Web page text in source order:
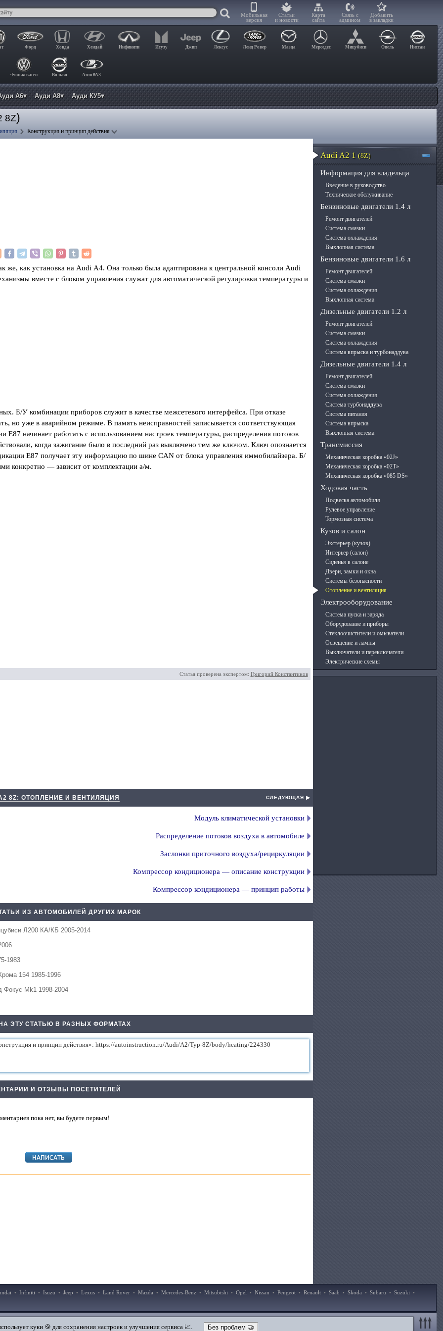
Мобильная
версия
Статьи
и новости
Карта
сайта
Связь с
админом
Добавить
в закладки
Форд Хонда Хендай Инфинити Исузу Джип Лексус Ленд Ровер Мазда Мерседес Мицубиси Опель Ниссан
Фольксваген Вольво АвтоВАЗ
А6▾ Ауди А8▾ Ауди КУ5▾
8Z)
Конструкция и принцип действия
же, как установка на Audi А4. Она только была адаптирована к центральной консоли Audi
вместе с блоком управления служат для автоматической регулировки температуры и
Б/У комбинации приборов служит в качестве межсетевого интерфейса. При отказе
но уже в аварийном режиме. В память неисправностей записывается соответствующая
начинает работать с использованием настроек температуры, распределения потоков
когда зажигание было в последний раз выключено тем же ключом. Ключ опознается
Е87 получает эту информацию по шине CAN от блока управления иммобилайзера. Б/
конкретно — зависит от комплектации а/м.
Статья проверена экспертом: Григорий Константинов
8Z: ОТОПЛЕНИЕ И ВЕНТИЛЯЦИЯ СЛЕДУЮЩАЯ ▶
Модуль климатической установки
Распределение потоков воздуха в автомобиле
Заслонки приточного воздуха/рециркуляции
Компрессор кондиционера — описание конструкции
Компрессор кондиционера — принцип работы
ИЗ АВТОМОБИЛЕЙ ДРУГИХ МАРОК
Л200 КА/КБ 2005-2014
1983
154 1985-1996
Фокус Mk1 1998-2004
ЭТУ СТАТЬЮ В РАЗНЫХ ФОРМАТАХ
И ОТЗЫВЫ ПОСЕТИТЕЛЕЙ
пока нет, вы будете первым!
Audi A2 1 (8Z)
Информация для владельца
Введение в руководство
Техническое обслуживание
Бензиновые двигатели 1.4 л
Ремонт двигателей
Система смазки
Система охлаждения
Выхлопная система
Бензиновые двигатели 1.6 л
Ремонт двигателей
Система смазки
Система охлаждения
Выхлопная система
Дизельные двигатели 1.2 л
Ремонт двигателей
Система смазки
Система охлаждения
Система впрыска и турбонаддува
Дизельные двигатели 1.4 л
Ремонт двигателей
Система смазки
Система охлаждения
Система турбонаддува
Система питания
Система впрыска
Выхлопная система
Трансмиссия
Механическая коробка «02J»
Механическая коробка «02T»
Механическая коробка «085 DS»
Ходовая часть
Подвеска автомобиля
Рулевое управление
Тормозная система
Кузов и салон
Экстерьер (кузов)
Интерьер (салон)
Сиденья в салоне
Двери, замки и окна
Системы безопасности
Отопление и вентиляция
Электрооборудование
Система пуска и заряда
Оборудование и приборы
Стеклоочистители и омыватели
Освещение и лампы
Выключатели и переключатели
Электрические схемы
• Infiniti • Isuzu • Jeep • Lexus • Land Rover • Mazda • Mercedes-Benz • Mitsubishi • Opel • Nissan • Peugeot • Renault • Saab • Skoda • Subaru • Suzuki •
Добавить в закладки
куки 🍪 для сохранения настроек и улучшения сервиса 📈. Без проблем 🤝